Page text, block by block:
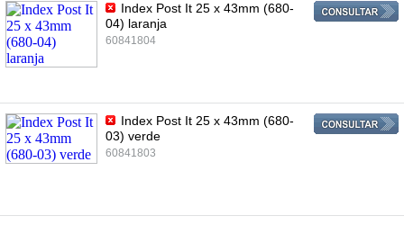
Index Post It 25 x 43mm (680-
04) laranja
60841804
Index Post It 25 x 43mm (680-
03) verde
60841803